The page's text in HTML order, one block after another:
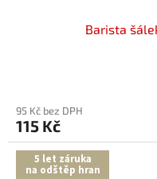
Barista
95 Kč bez DPH
115 Kč
5 let záruka
na odštěp hran